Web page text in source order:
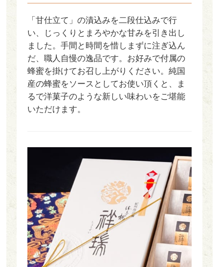
「甘仕立て」の漬込みを二段仕込みで行
い、じっくりとまろやかな甘みを引き出し
ました。手間と時間を惜しまずに注ぎ込ん
だ、職人自慢の逸品です。お好みで付属の
蜂蜜を掛けてお召し上がりください。純国
産の蜂蜜をソースとしてお使い頂くと、ま
るで洋菓子のような新しい味わいをご堪能
いただけます。